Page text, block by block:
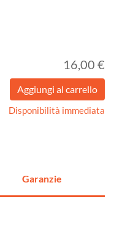
16,00 €
Disponibilità immediata
Garanzie